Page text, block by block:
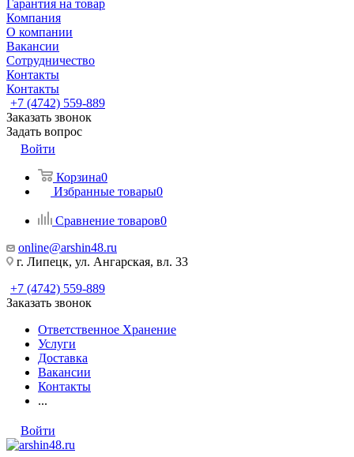
Гарантия на товар
Компания
О компании
Вакансии
Сотрудничество
Контакты
Контакты
+7 (4742) 559-889
Заказать звонок
Задать вопрос
Войти
Корзина0
Избранные товары0
Сравнение товаров0
online@arshin48.ru
г. Липецк, ул. Ангарская, вл. 33
+7 (4742) 559-889
Заказать звонок
Ответственное Хранение
Услуги
Доставка
Вакансии
Контакты
...
Войти